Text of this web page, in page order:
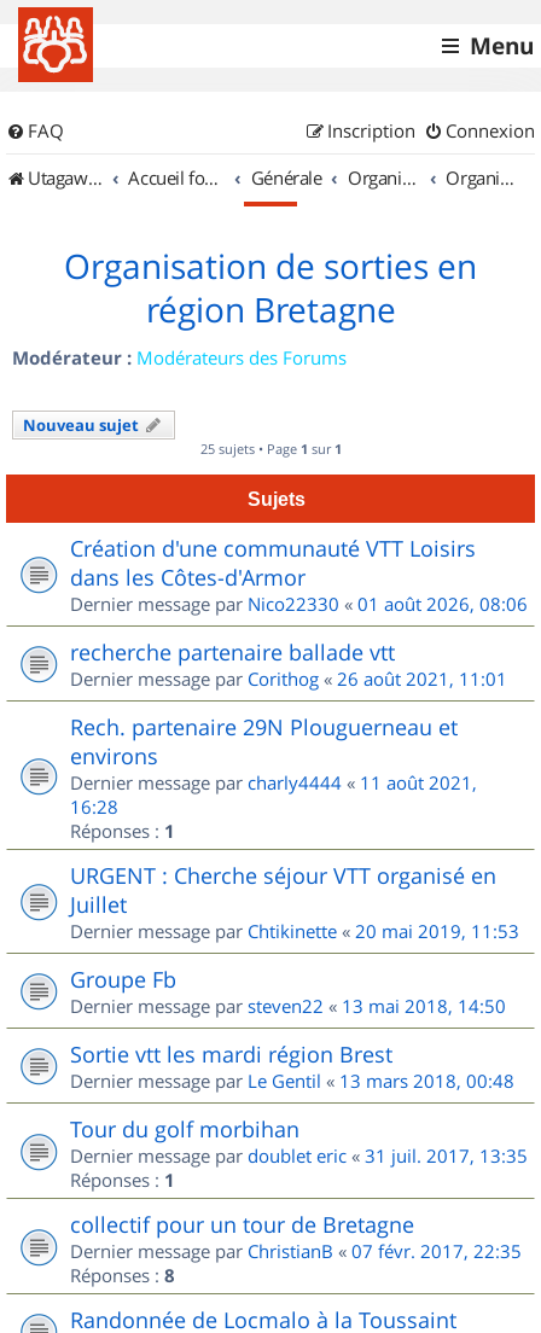
Menu
FAQ Connexion
Inscription
UtagawaVTT (Randos VTT et VTTAE avec traces GPS)
Accueil forum Générale Organisation de sorties & Recherche de partenaires Organisation de sorties en région Bretagne
Organisation de sorties en
région Bretagne
Modérateur : Modérateurs des Forums
Nouveau sujet
25 sujets • Page 1 sur 1
Sujets
Création d'une communauté VTT Loisirs
dans les Côtes-d'Armor
Dernier message par Nico22330 « 01 août 2026, 08:06
recherche partenaire ballade vtt
Dernier message par Corithog « 26 août 2021, 11:01
Rech. partenaire 29N Plouguerneau et
environs
Dernier message par charly4444 « 11 août 2021,
16:28
Réponses : 1
URGENT : Cherche séjour VTT organisé en
Juillet
Dernier message par Chtikinette « 20 mai 2019, 11:53
Groupe Fb
Dernier message par steven22 « 13 mai 2018, 14:50
Sortie vtt les mardi région Brest
Dernier message par Le Gentil « 13 mars 2018, 00:48
Tour du golf morbihan
Dernier message par doublet eric « 31 juil. 2017, 13:35
Réponses : 1
collectif pour un tour de Bretagne
Dernier message par ChristianB « 07 févr. 2017, 22:35
Réponses : 8
Randonnée de Locmalo à la Toussaint